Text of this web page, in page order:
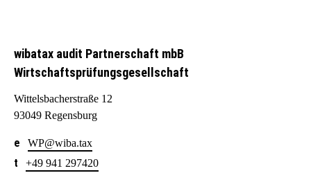
wibatax audit Partnerschaft mbB
Wirtschaftsprüfungsgesellschaft
Wittelsbacherstraße 12
93049 Regensburg
WP@wiba.tax
+49 941 297420